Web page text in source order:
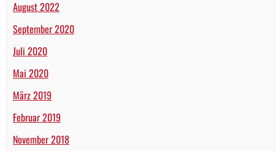
August 2022
September 2020
Juli 2020
Mai 2020
März 2019
Februar 2019
November 2018